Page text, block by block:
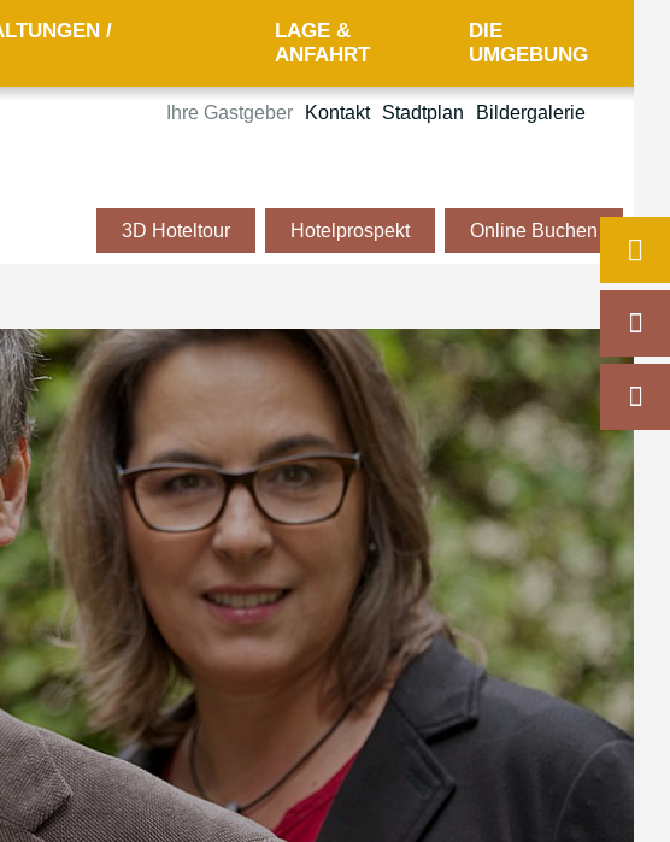
Ihre Gastgeber Kontakt Stadtplan Bildergalerie
3D Hoteltour Hotelprospekt Online Buchen
/
LAGE &
ANFAHRT
DIE
UMGEBUNG